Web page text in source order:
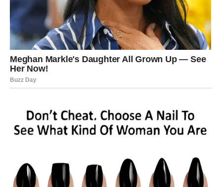
površne odgovore.
Privlačnost može biti brza i snažna, ali ono što će te
zadržati jeste dubina razgovora.
Postoji i mogućnost kontakta iz prošlosti. Ako se javi
bivša ljubav, osetićeš mešavinu nostalgije i radoznalosti.
Zapitaj se:
– Da li je to zatvoreno poglavlje?
– Ili je samo tvoja potreba za poznatim osećajem?
Ovaj vikend ti daje šansu za romansu koja ne ograničava
tvoju slobodu – već je deli sa tobom.